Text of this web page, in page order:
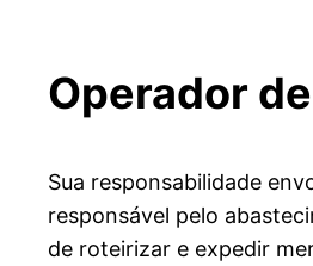
Operador
Sua responsabilidade
responsável pelo
de roteirizar e expedir